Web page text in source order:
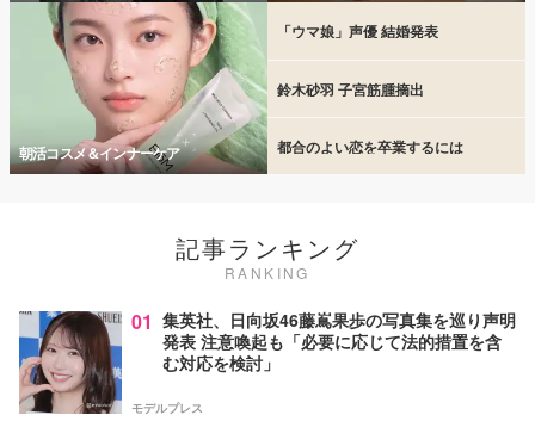
朝活コスメ＆インナーケア
「ウマ娘」声優 結婚発表
鈴木砂羽 子宮筋腫摘出
都合のよい恋を卒業するには
記事ランキング
RANKING
01 集英社、日向坂46藤嶌果歩の写真集を巡り声明
発表 注意喚起も「必要に応じて法的措置を含
む対応を検討」
モデルプレス